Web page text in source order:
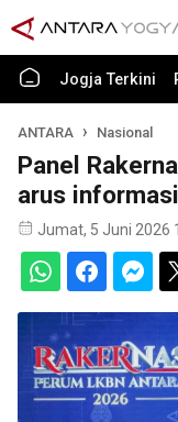
Jogja Terkini
ANTARA Nasional
Panel
arus
Jumat, 5 Juni 2026